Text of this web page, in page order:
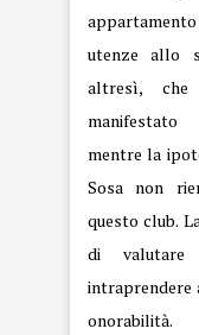
appartamento
utenze allo
altresì,
manifestato
mentre la
Sosa non
questo club.
di
intraprendere
onorabilità.